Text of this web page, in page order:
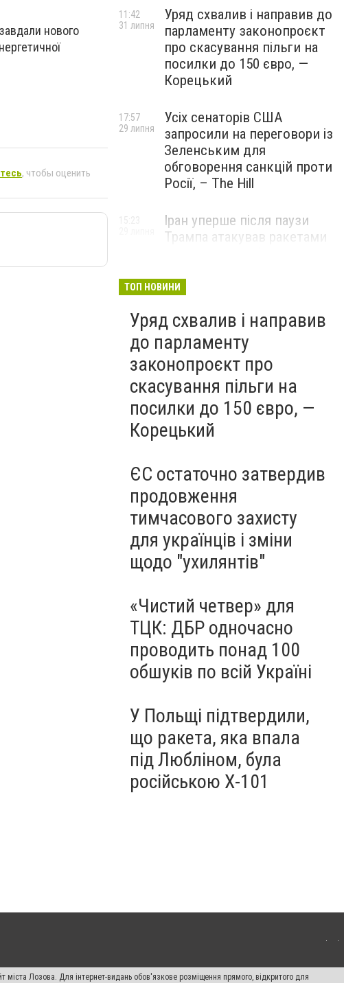
нового
, чтобы оценить
Уряд схвалив і направив до
парламенту законопроєкт
про скасування пільги на
посилки до 150 євро, —
Корецький
11:42
31 липня
Усіх сенаторів США
запросили на переговори із
Зеленським для
обговорення санкцій проти
Росії, – The Hill
17:57
29 липня
Іран уперше після паузи
Трампа атакував ракетами
15:23
ТОП НОВИНИ
Уряд схвалив і направив
до парламенту
законопроєкт про
скасування пільги на
посилки до 150 євро, —
Корецький
ЄС остаточно затвердив
продовження
тимчасового захисту
для українців і зміни
щодо "ухилянтів"
«Чистий четвер» для
ТЦК: ДБР одночасно
проводить понад 100
обшуків по всій Україні
У Польщі підтвердили,
що ракета, яка впала
під Любліном, була
російською Х-101
Лозова. Для інтернет-видань обов'язкове розміщення прямого, відкритого для